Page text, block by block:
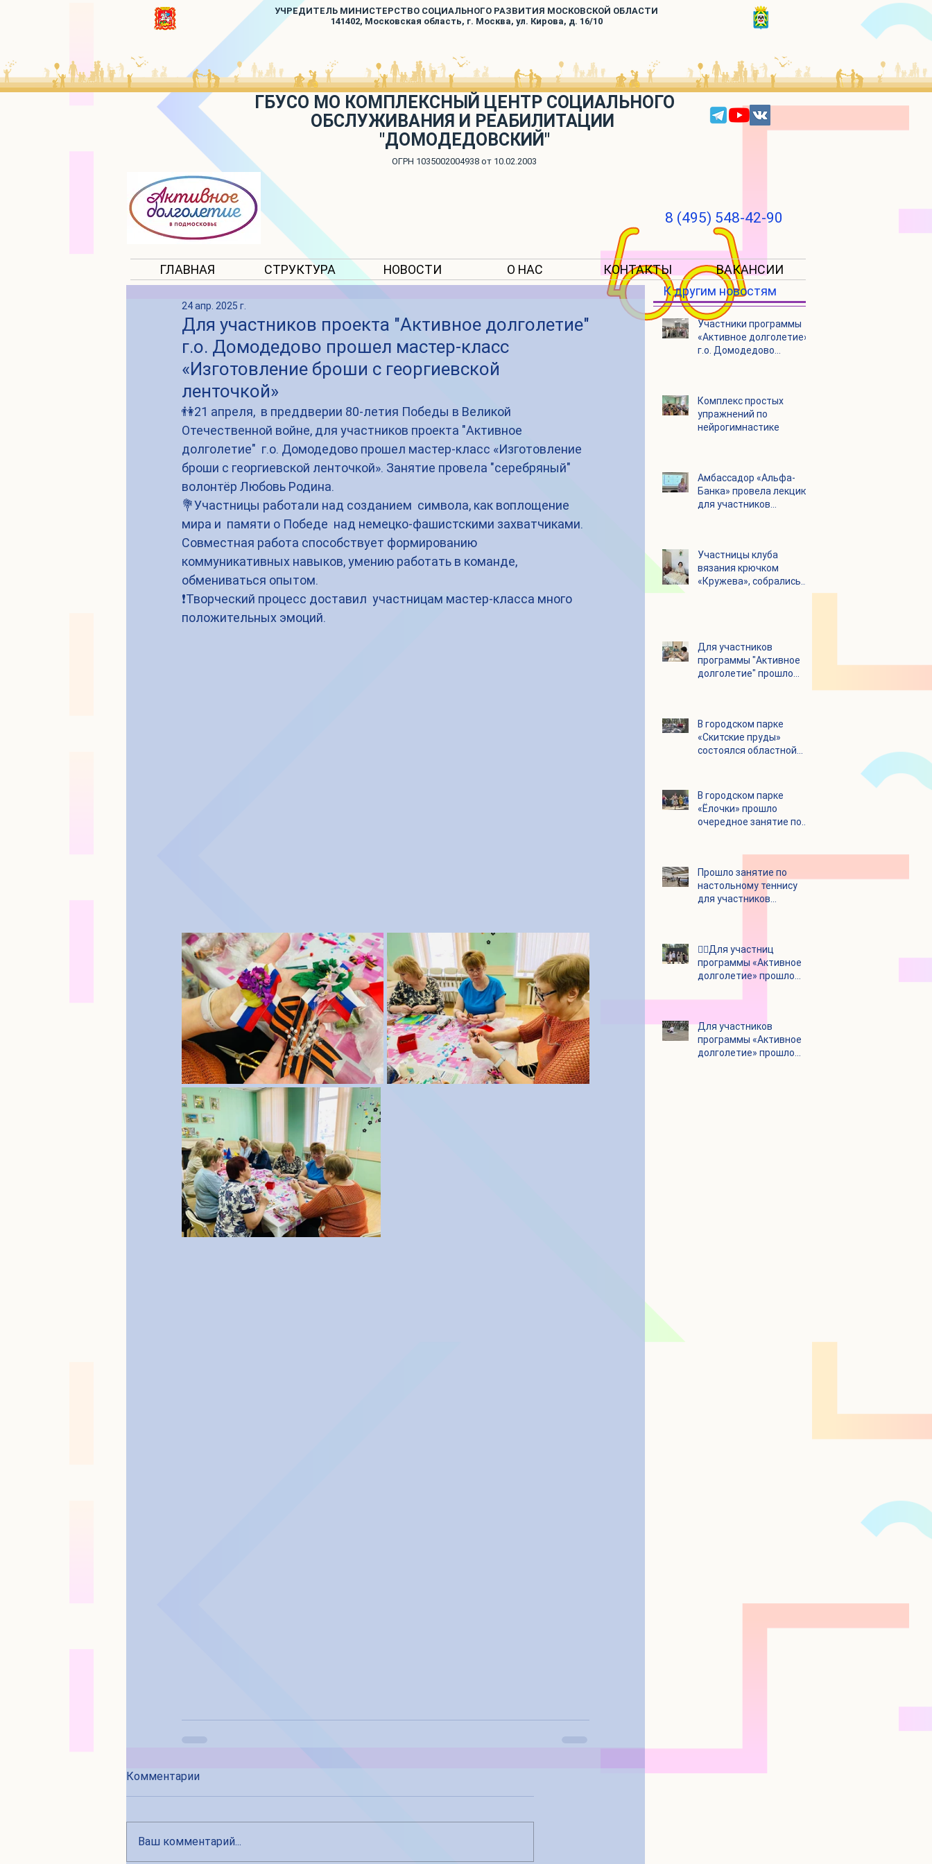
УЧРЕДИТЕЛЬ МИНИСТЕРСТВО СОЦИАЛЬНОГО РАЗВИТИЯ МОСКОВСКОЙ ОБЛАСТИ
141402, Московская область, г. Москва, ул. Кирова, д. 16/10
ГБУСО МО КОМПЛЕКСНЫЙ ЦЕНТР СОЦИАЛЬНОГО
ОБСЛУЖИВАНИЯ И РЕАБИЛИТАЦИИ
"ДОМОДЕДОВСКИЙ"
ОГРН 1035002004938 от 10.02.2003
8 (495) 548-42-90
ГЛАВНАЯ СТРУКТУРА НОВОСТИ О НАС КОНТАКТЫ ВАКАНСИИ
Для участников проекта "Активное долголетие"
г.о. Домодедово прошел мастер-класс
«Изготовление броши с георгиевской
ленточкой»
24 апр. 2025 г.
👫21 апреля,  в преддверии 80-летия Победы в Великой
Отечественной войне, для участников проекта "Активное
долголетие"  г.о. Домодедово прошел мастер-класс «Изготовление
броши с георгиевской ленточкой». Занятие провела "серебряный"
волонтёр Любовь Родина.
💐Участницы работали над созданием  символа, как воплощение
мира и  памяти о Победе  над немецко-фашистскими захватчиками.
Совместная работа способствует формированию
коммуникативных навыков, умению работать в команде,
обмениваться опытом.
❗️Творческий процесс доставил  участницам мастер-класса много
положительных эмоций.
Комментарии
Ваш комментарий...
К другим новостям
Участники программы
«Активное долголетие»
г.о. Домодедово
Комплекс простых
упражнений по
нейрогимнастике
Амбассадор «Альфа-
Банка» провела лекцию
для участников
Участницы клуба
вязания крючком
«Кружева», собрались
Для участников
программы "Активное
долголетие" прошло
настольными играми
В городском парке
«Скитские пруды»
состоялся областной
В городском парке
«Ёлочки» прошло
очередное занятие по
Прошло занятие по
настольному теннису
для участников
👯‍♀️Для участниц
программы «Активное
долголетие» прошло
дефиле
Для участников
программы «Активное
долголетие» прошло